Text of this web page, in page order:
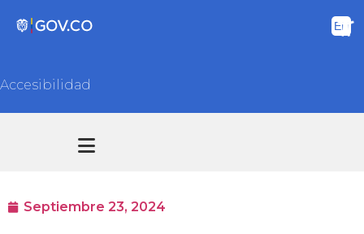
Accesibilidad
Septiembre 23, 2024